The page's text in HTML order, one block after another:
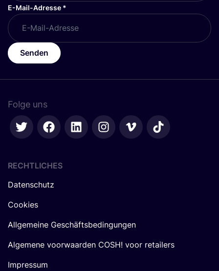
E-Mail-Adresse *
Senden
Folge uns
RECHTLICHES
Datenschutz
Cookies
Allgemeine Geschäftsbedingungen
Algemene voorwaarden COSH! voor retailers
Impressum